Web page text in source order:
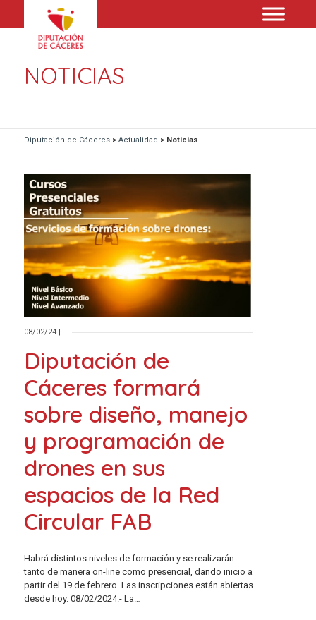
NOTICIAS
Diputación de Cáceres> Actualidad > Noticias
08/02/24 |
Diputación de
Cáceres formará
sobre diseño, manejo
y programación de
drones en sus
espacios de la Red
Circular FAB
Habrá distintos niveles de formación y se realizarán
tanto de manera on-line como presencial, dando inicio a
partir del 19 de febrero. Las inscripciones están abiertas
desde hoy. 08/02/2024.- La…